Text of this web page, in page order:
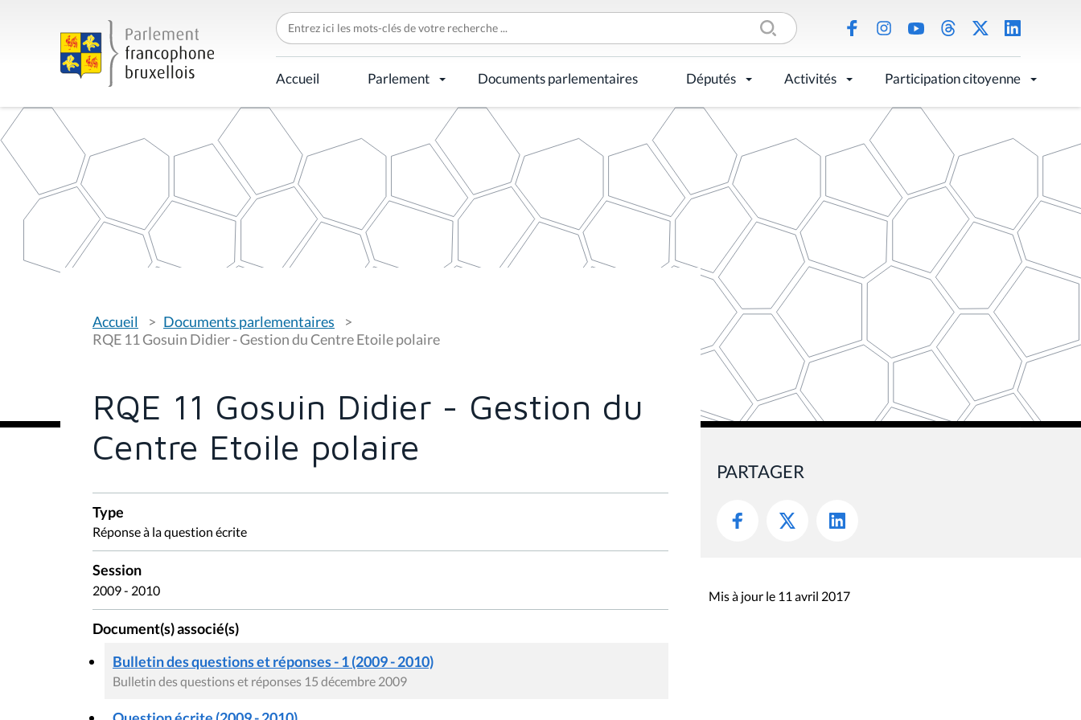
C
h
e
r
c
h
r
p
Accueil Parlement Documents parlementaires Députés Activités Participation citoyenne
o
u
s
s
i
Accueil
Documents parlementaires
RQE 11 Gosuin Didier - Gestion du Centre Etoile polaire
RQE 11 Gosuin Didier - Gestion du
Centre Etoile polaire
Type
Réponse à la question écrite
Session
2009 - 2010
Document(s) associé(s)
Bulletin des questions et réponses - 1 (2009 - 2010)
Bulletin des questions et réponses 15 décembre 2009
PARTAGER
Mis à jour le 11 avril 2017